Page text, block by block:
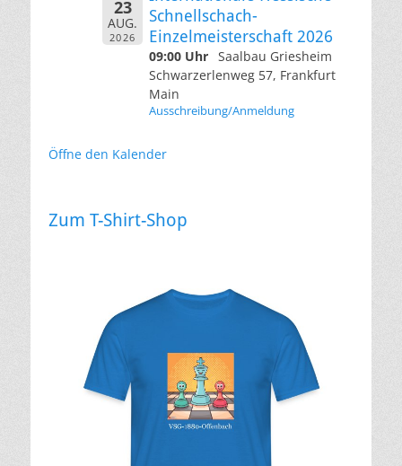
23
AUG.
2026
Schnellschach-
Einzelmeisterschaft 2026
09:00 Uhr Saalbau Griesheim
Schwarzerlenweg 57, Frankfurt
Main
Ausschreibung/Anmeldung
Öffne den Kalender
Zum T-Shirt-Shop